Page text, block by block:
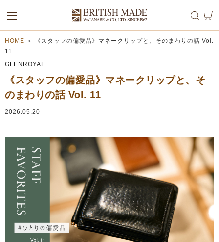
ALL MEN
WOMEN
HOME ＞
《スタッフの偏愛品》マネークリップと、そのまわりの話 Vol.
11
GLENROYAL
《スタッフの偏愛品》マネークリップと、そ
のまわりの話 Vol. 11
2026.05.20